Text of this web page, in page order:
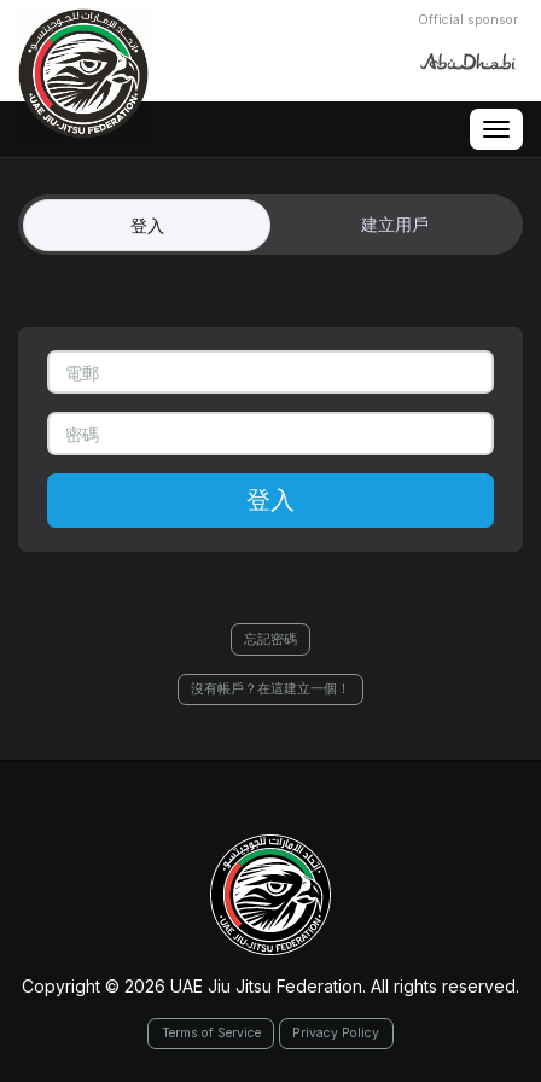
Official sponsor
登入 建立用戶
登入
忘記密碼
沒有帳戶？在這建立一個！
Copyright © 2026 UAE Jiu Jitsu Federation. All rights reserved.
Terms of Service Privacy Policy